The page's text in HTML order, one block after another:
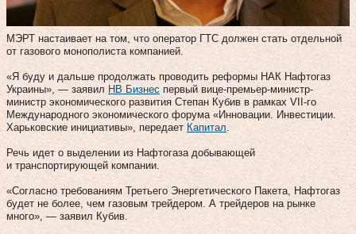
МЭРТ настаивает на том, что оператор ГТС должен стать отдельной
от газового монополиста компанией.
«Я буду и дальше продолжать проводить реформы НАК Нафтогаз
Украины», — заявил НВ Бизнес первый вице-премьер-министр-
министр экономического развития Степан Кубив в рамках VII-го
Международного экономического форума «Инновации. Инвестиции.
Харьковские инициативы», передает Капитал
Речь идет о выделении из Нафтогаза добывающей
и транспортирующей компании.
«Согласно требованиям Третьего Энергетического Пакета, Нафтогаз
будет не более, чем газовым трейдером. А трейдеров на рынке
много», — заявил Кубив.